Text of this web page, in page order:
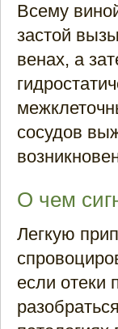
Всему
застой
венах, а
сосудов
О чем
Легкую
если отеки